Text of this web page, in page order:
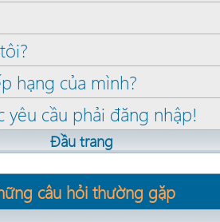
hạng của mình?
cầu phải đăng nhập!
Đầu trang
câu hỏi thường gặp